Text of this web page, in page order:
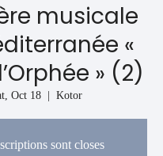
musicale
«
» (2)
Oct 18 Kotor
sont closes